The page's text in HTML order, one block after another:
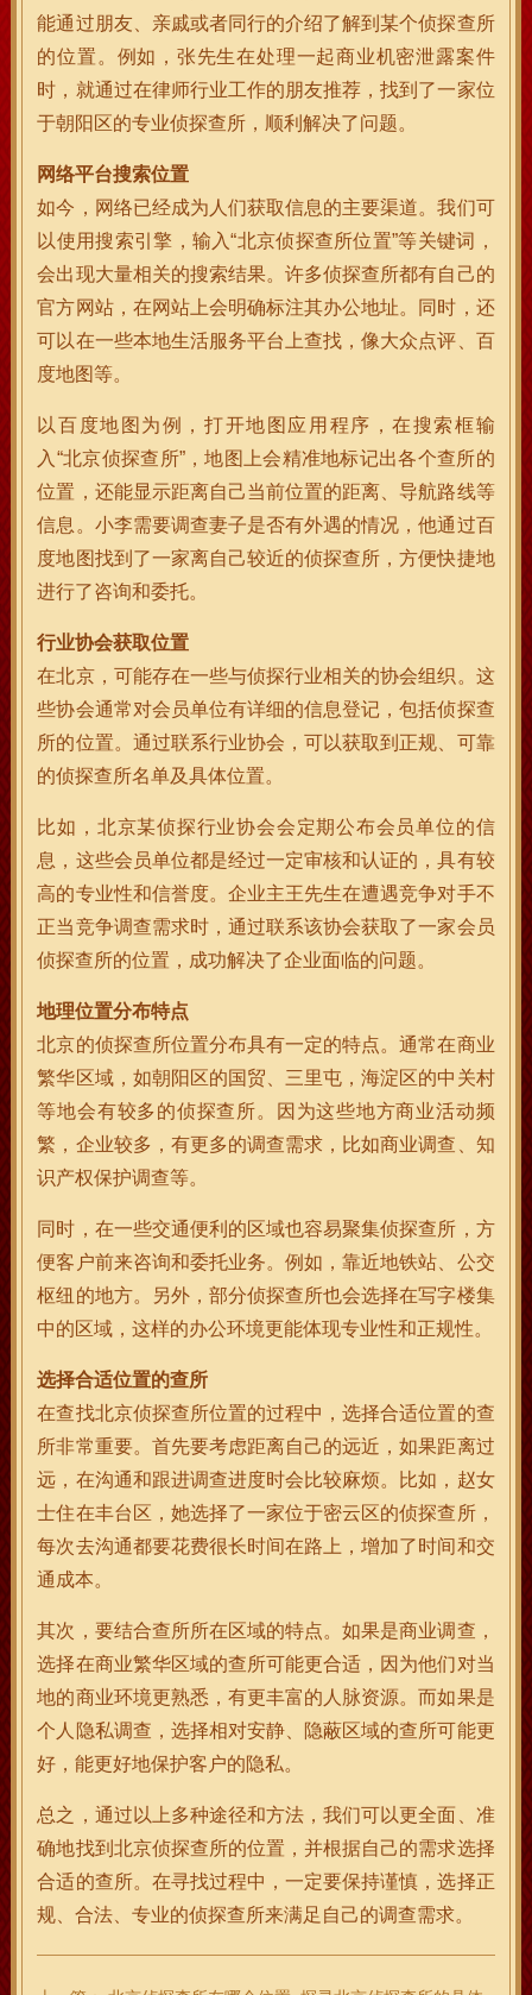
能通过朋友、亲戚或者同行的介绍了解到某个侦探查所
的位置。例如，张先生在处理一起商业机密泄露案件
时，就通过在律师行业工作的朋友推荐，找到了一家位
于朝阳区的专业侦探查所，顺利解决了问题。
网络平台搜索位置
如今，网络已经成为人们获取信息的主要渠道。我们可
以使用搜索引擎，输入“北京侦探查所位置”等关键词，
会出现大量相关的搜索结果。许多侦探查所都有自己的
官方网站，在网站上会明确标注其办公地址。同时，还
可以在一些本地生活服务平台上查找，像大众点评、百
度地图等。
以百度地图为例，打开地图应用程序，在搜索框输
入“北京侦探查所”，地图上会精准地标记出各个查所的
位置，还能显示距离自己当前位置的距离、导航路线等
信息。小李需要调查妻子是否有外遇的情况，他通过百
度地图找到了一家离自己较近的侦探查所，方便快捷地
进行了咨询和委托。
行业协会获取位置
在北京，可能存在一些与侦探行业相关的协会组织。这
些协会通常对会员单位有详细的信息登记，包括侦探查
所的位置。通过联系行业协会，可以获取到正规、可靠
的侦探查所名单及具体位置。
比如，北京某侦探行业协会会定期公布会员单位的信
息，这些会员单位都是经过一定审核和认证的，具有较
高的专业性和信誉度。企业主王先生在遭遇竞争对手不
正当竞争调查需求时，通过联系该协会获取了一家会员
侦探查所的位置，成功解决了企业面临的问题。
地理位置分布特点
北京的侦探查所位置分布具有一定的特点。通常在商业
繁华区域，如朝阳区的国贸、三里屯，海淀区的中关村
等地会有较多的侦探查所。因为这些地方商业活动频
繁，企业较多，有更多的调查需求，比如商业调查、知
识产权保护调查等。
同时，在一些交通便利的区域也容易聚集侦探查所，方
便客户前来咨询和委托业务。例如，靠近地铁站、公交
枢纽的地方。另外，部分侦探查所也会选择在写字楼集
中的区域，这样的办公环境更能体现专业性和正规性。
选择合适位置的查所
在查找北京侦探查所位置的过程中，选择合适位置的查
所非常重要。首先要考虑距离自己的远近，如果距离过
远，在沟通和跟进调查进度时会比较麻烦。比如，赵女
士住在丰台区，她选择了一家位于密云区的侦探查所，
每次去沟通都要花费很长时间在路上，增加了时间和交
通成本。
其次，要结合查所所在区域的特点。如果是商业调查，
选择在商业繁华区域的查所可能更合适，因为他们对当
地的商业环境更熟悉，有更丰富的人脉资源。而如果是
个人隐私调查，选择相对安静、隐蔽区域的查所可能更
好，能更好地保护客户的隐私。
总之，通过以上多种途径和方法，我们可以更全面、准
确地找到北京侦探查所的位置，并根据自己的需求选择
合适的查所。在寻找过程中，一定要保持谨慎，选择正
规、合法、专业的侦探查所来满足自己的调查需求。